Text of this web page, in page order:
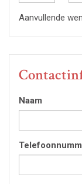
Aanvullende
Naam